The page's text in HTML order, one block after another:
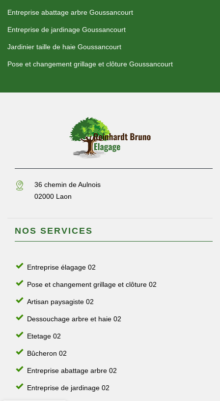
Entreprise abattage arbre Goussancourt
Entreprise de jardinage Goussancourt
Jardinier taille de haie Goussancourt
Pose et changement grillage et clôture Goussancourt
36 chemin de Aulnois
02000 Laon
NOS SERVICES
Entreprise élagage 02
Pose et changement grillage et clôture 02
Artisan paysagiste 02
Dessouchage arbre et haie 02
Etetage 02
Bûcheron 02
Entreprise abattage arbre 02
Entreprise de jardinage 02